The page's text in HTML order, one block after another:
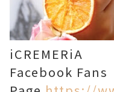
iCREMERiA
Facebook Fans